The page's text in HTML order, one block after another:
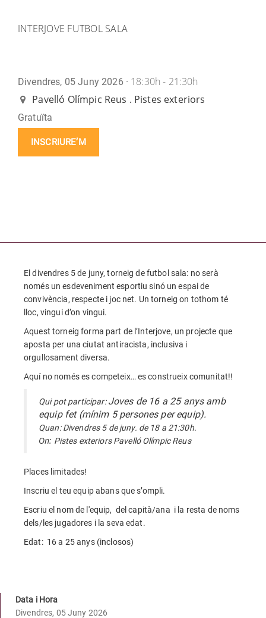
INTERJOVE FUTBOL SALA
Divendres, 05 Juny 2026 · 18:30h - 21:30h
Pavelló Olímpic Reus . Pistes exteriors
Gratuïta
INSCRIURE’M
El divendres 5 de juny, torneig de futbol sala: no serà
només un esdeveniment esportiu sinó un espai de
convivència, respecte i joc net. Un torneig on tothom té
lloc, vingui d’on vingui.
Aquest torneig forma part de l’Interjove, un projecte que
aposta per una ciutat antiracista, inclusiva i
orgullosament diversa.
Aquí no només es competeix… es construeix comunitat!!
Qui pot participar:Joves de 16 a 25 anys amb
equip fet (mínim 5 persones per equip).
Quan: Divendres 5 de juny. de 18 a 21:30h.
On: Pistes exteriors Pavelló Olímpic Reus
Places limitades!
Inscriu el teu equip abans que s’ompli.
Escriu el nom de l'equip, del capità/ana i la resta de noms
dels/les jugadores i la seva edat.
Edat: 16 a 25 anys (inclosos)
Data i Hora
Divendres, 05 Juny 2026